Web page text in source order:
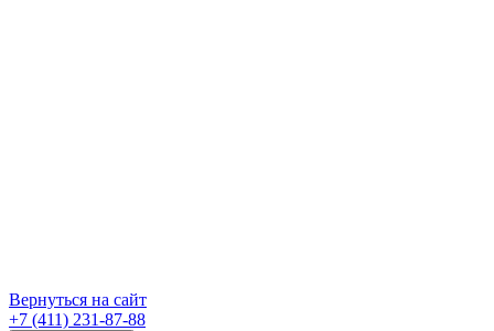
Вернуться на сайт
+7 (411) 231-87-88